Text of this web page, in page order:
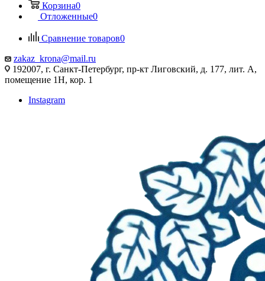
Корзина0
Отложенные0
Сравнение товаров0
zakaz_krona@mail.ru
192007, г. Санкт-Петербург, пр-кт Лиговский, д. 177, лит. А,
помещение 1Н, кор. 1
Instagram